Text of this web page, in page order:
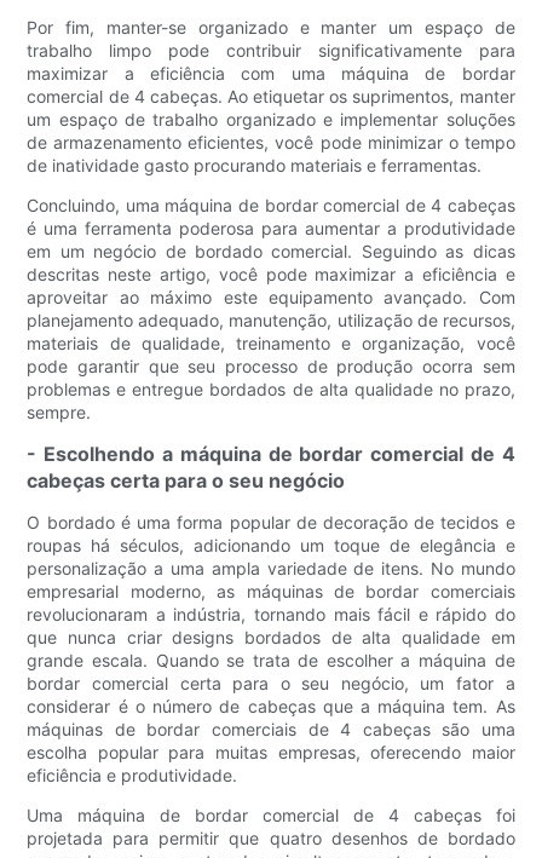
Por fim, manter-se organizado e manter um espaço de
trabalho limpo pode contribuir significativamente para
maximizar a eficiência com uma máquina de bordar
comercial de 4 cabeças. Ao etiquetar os suprimentos, manter
um espaço de trabalho organizado e implementar soluções
de armazenamento eficientes, você pode minimizar o tempo
de inatividade gasto procurando materiais e ferramentas.
Concluindo, uma máquina de bordar comercial de 4 cabeças
é uma ferramenta poderosa para aumentar a produtividade
em um negócio de bordado comercial. Seguindo as dicas
descritas neste artigo, você pode maximizar a eficiência e
aproveitar ao máximo este equipamento avançado. Com
planejamento adequado, manutenção, utilização de recursos,
materiais de qualidade, treinamento e organização, você
pode garantir que seu processo de produção ocorra sem
problemas e entregue bordados de alta qualidade no prazo,
sempre.
- Escolhendo a máquina de bordar comercial de 4
cabeças certa para o seu negócio
O bordado é uma forma popular de decoração de tecidos e
roupas há séculos, adicionando um toque de elegância e
personalização a uma ampla variedade de itens. No mundo
empresarial moderno, as máquinas de bordar comerciais
revolucionaram a indústria, tornando mais fácil e rápido do
que nunca criar designs bordados de alta qualidade em
grande escala. Quando se trata de escolher a máquina de
bordar comercial certa para o seu negócio, um fator a
considerar é o número de cabeças que a máquina tem. As
máquinas de bordar comerciais de 4 cabeças são uma
escolha popular para muitas empresas, oferecendo maior
eficiência e produtividade.
Uma máquina de bordar comercial de 4 cabeças foi
projetada para permitir que quatro desenhos de bordado